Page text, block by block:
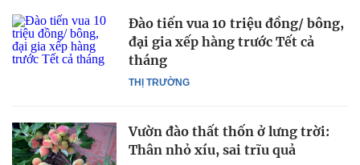
THỊ TRƯỜNG
Đào tiến vua 10 triệu đồng/ bông,
đại gia xếp hàng trước Tết cả
tháng
Vườn đào thất thốn ở lưng trời:
Thân nhỏ xíu, sai trĩu quả